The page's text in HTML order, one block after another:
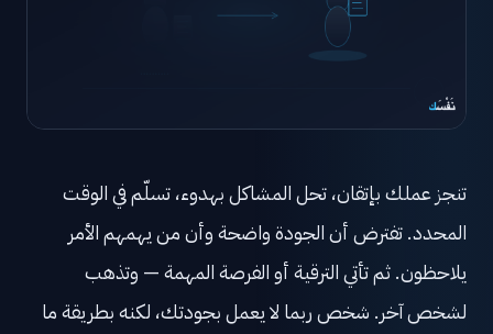
تنجز عملك بإتقان، تحل المشاكل بهدوء، تسلّم في الوقت
المحدد. تفترض أن الجودة واضحة وأن من يهمهم الأمر
يلاحظون. ثم تأتي الترقية أو الفرصة المهمة — وتذهب
لشخص آخر. شخص ربما لا يعمل بجودتك، لكنه بطريقة ما